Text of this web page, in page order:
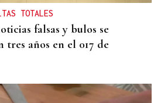
TOTALES
falsas y bulos se
tres años en el 017 de